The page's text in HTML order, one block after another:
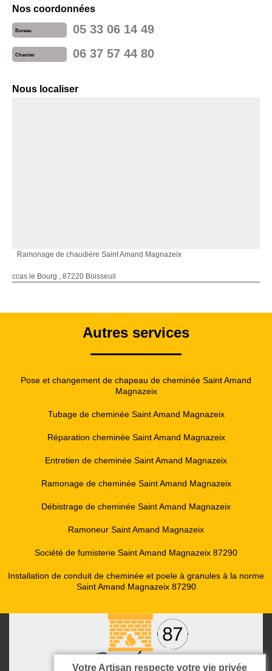
Nos coordonnées
Bureau 05 33 06 14 49
Chantier 06 37 57 44 80
Nous localiser
Ramonage de chaudière Saint Amand Magnazeix
ccas le Bourg , 87220 Boisseuil
Autres services
Pose et changement de chapeau de cheminée Saint Amand
Magnazeix
Tubage de cheminée Saint Amand Magnazeix
Réparation cheminée Saint Amand Magnazeix
Entretien de cheminée Saint Amand Magnazeix
Ramonage de cheminée Saint Amand Magnazeix
Débistrage de cheminée Saint Amand Magnazeix
Ramoneur Saint Amand Magnazeix
Société de fumisterie Saint Amand Magnazeix 87290
Installation de conduit de cheminée et poele à granules à la norme
Saint Amand Magnazeix 87290
Votre Artisan respecte votre vie privée